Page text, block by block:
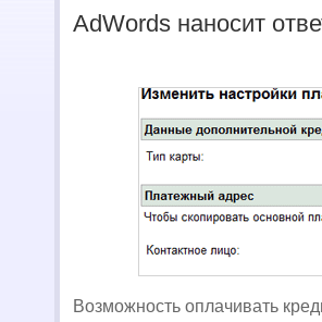
AdWords наносит
Возможность оплачивать